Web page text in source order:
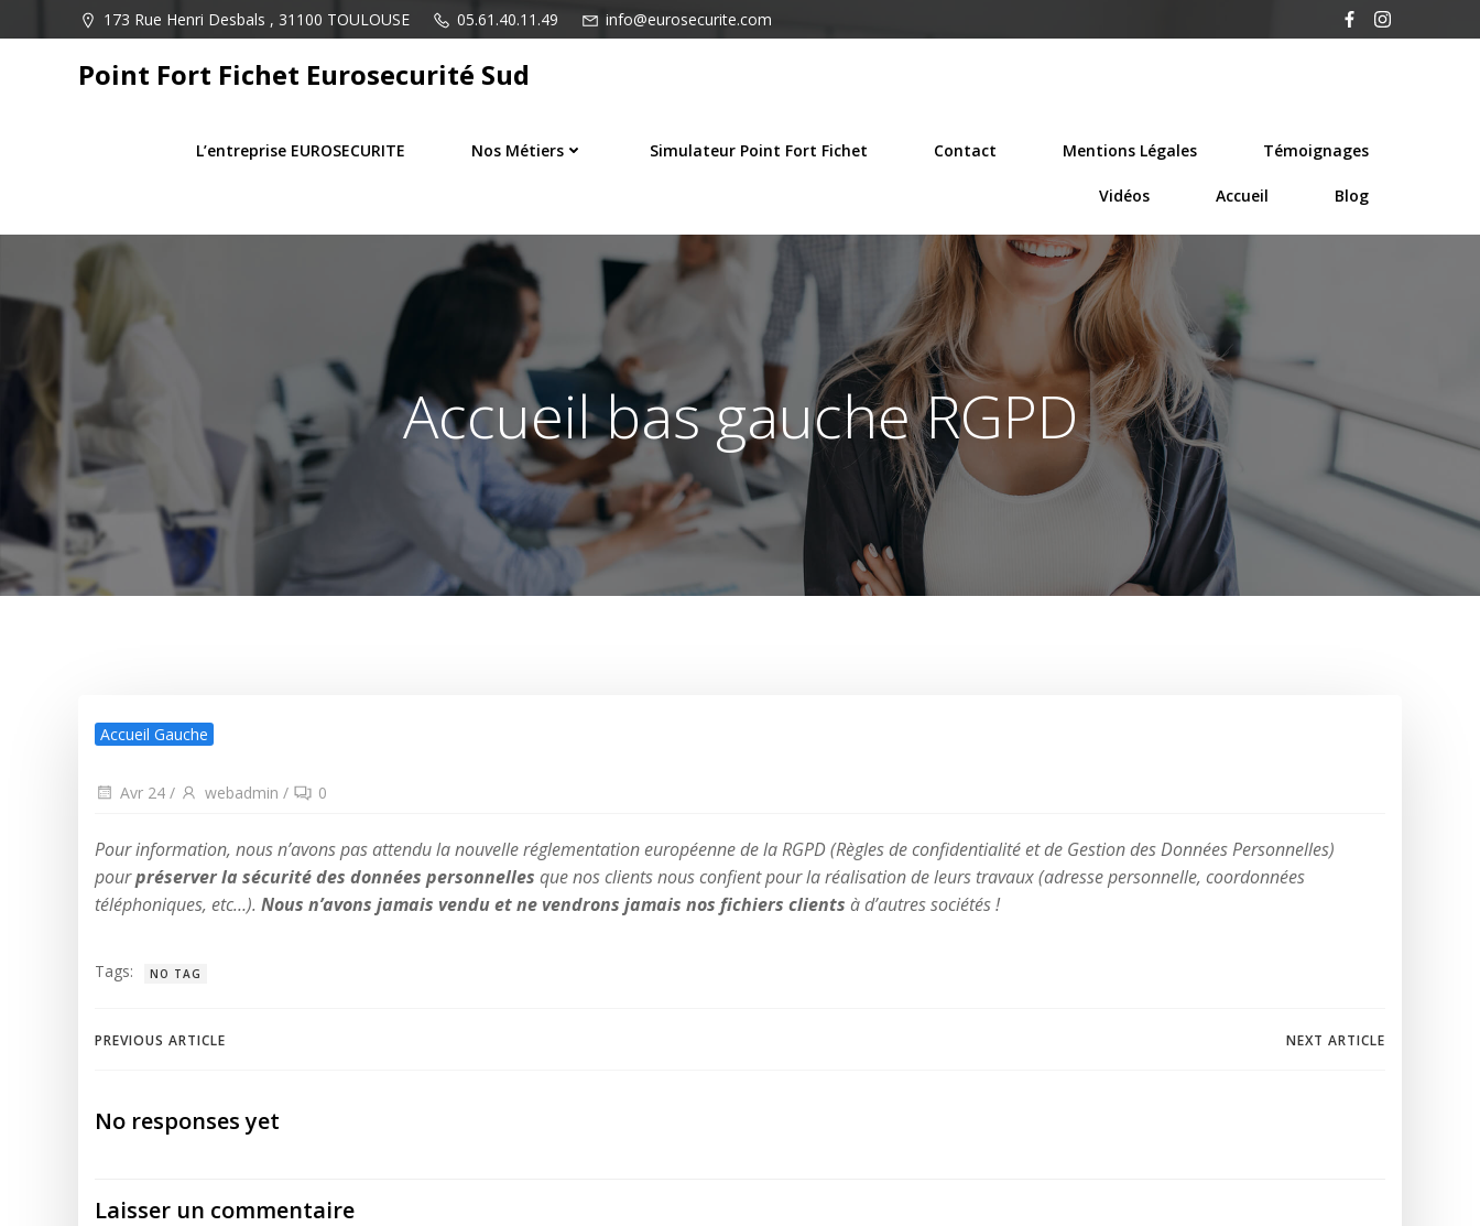
au
173 Rue Henri Desbals , 31100 TOULOUSE 05.61.40.11.49 info@eurosecurite.com
Point Fort Fichet Eurosecurité Sud
L’entreprise EUROSECURITE Nos Métiers Simulateur Point Fort Fichet Contact Mentions Légales Témoignages
Vidéos Accueil Blog
Accueil bas gauche RGPD
Accueil Gauche
Avr 24 / webadmin / 0
Pour information, nous n’avons pas attendu la nouvelle réglementation européenne de la RGPD (Règles de confidentialité et de Gestion des Données Personnelles)
pourpréserver la sécurité des données personnelles que nos clients nous confient pour la réalisation de leurs travaux (adresse personnelle, coordonnées
téléphoniques, etc…). Nous n’avons jamais vendu et ne vendrons jamais nos fichiers clients à d’autres sociétés !
Tags: NO TAG
Navigation
de
l’article
PREVIOUS ARTICLE NEXT ARTICLE
No responses yet
Laisser un commentaire